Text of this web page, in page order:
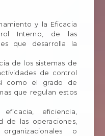
y la Eficacia
Interno, de las
que desarrolla la
de los sistemas de
de control
como el grado de
que regulan estos
eficiencia,
de las operaciones,
o